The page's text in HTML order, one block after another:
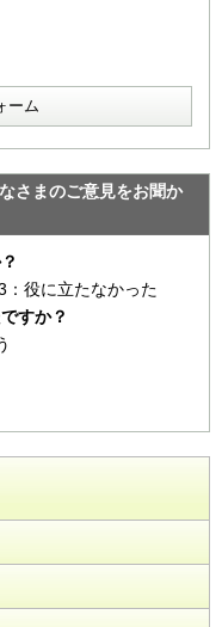
ーム
さまのご意見をお聞か
：役に立たなかった
すか？